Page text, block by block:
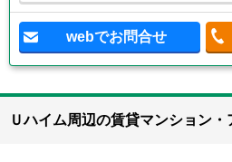
webでお問合せ
Ｕハイム周辺の賃貸マンション・